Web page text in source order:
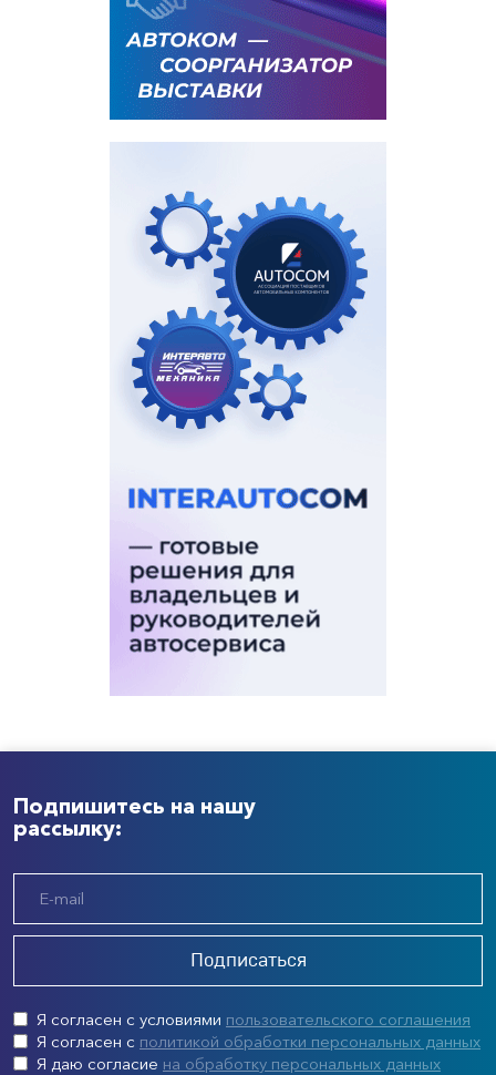
Подпишитесь на нашу
рассылку:
Подписаться
Я согласен с условиями пользовательского соглашения
Я согласен с политикой обработки персональных данных
Я даю согласие на обработку персональных данных